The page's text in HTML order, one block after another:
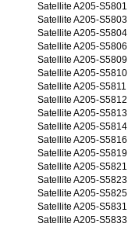
Satellite A205-S5801
Satellite A205-S5803
Satellite A205-S5804
Satellite A205-S5806
Satellite A205-S5809
Satellite A205-S5810
Satellite A205-S5811
Satellite A205-S5812
Satellite A205-S5813
Satellite A205-S5814
Satellite A205-S5816
Satellite A205-S5819
Satellite A205-S5821
Satellite A205-S5823
Satellite A205-S5825
Satellite A205-S5831
Satellite A205-S5833